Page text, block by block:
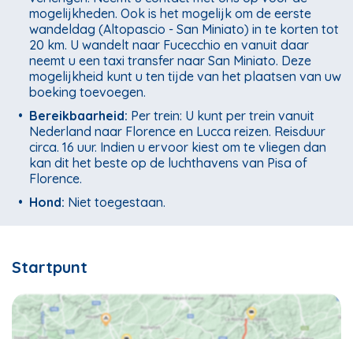
mogelijkheden. Ook is het mogelijk om de eerste
wandeldag (Altopascio - San Miniato) in te korten tot
20 km. U wandelt naar Fucecchio en vanuit daar
neemt u een taxi transfer naar San Miniato. Deze
mogelijkheid kunt u ten tijde van het plaatsen van uw
boeking toevoegen.
• Bereikbaarheid: Per trein: U kunt per trein vanuit
Nederland naar Florence en Lucca reizen. Reisduur
circa. 16 uur. Indien u ervoor kiest om te vliegen dan
kan dit het beste op de luchthavens van Pisa of
Florence.
• Hond: Niet toegestaan.
Startpunt